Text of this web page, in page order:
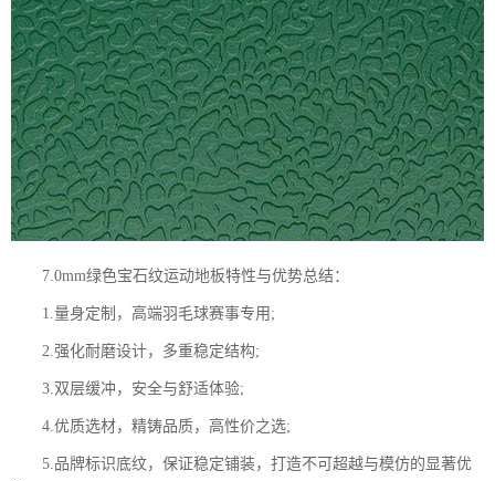
7.0mm绿色宝石纹运动地板特性与优势总结：
1.量身定制，高端羽毛球赛事专用;
2.强化耐磨设计，多重稳定结构;
3.双层缓冲，安全与舒适体验;
4.优质选材，精铸品质，高性价之选;
5.品牌标识底纹，保证稳定铺装，打造不可超越与模仿的显著优